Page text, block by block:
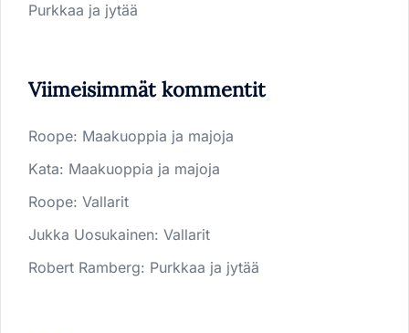
Purkkaa ja jytää
Viimeisimmät kommentit
Roope: Maakuoppia ja majoja
Kata: Maakuoppia ja majoja
Roope: Vallarit
Jukka Uosukainen: Vallarit
Robert Ramberg: Purkkaa ja jytää